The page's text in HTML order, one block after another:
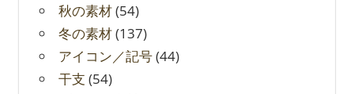
秋の素材(54)
冬の素材(137)
アイコン／記号(44)
干支 (54)